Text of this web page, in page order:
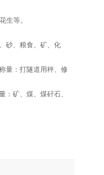
生等。
砂、粮食、矿、化
量：打隧道用秤、修
：矿、煤、煤矸石、